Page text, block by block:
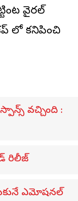
వైర‌ల్
లో క‌నిపించి
వచ్చింది :
రిలీజ్
ఎమోషనల్